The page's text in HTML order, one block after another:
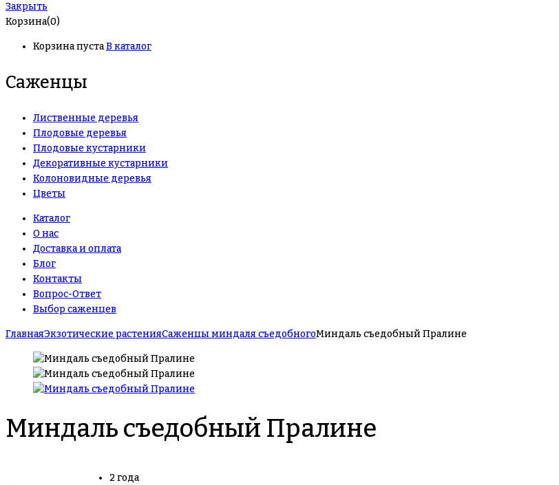
Закрыть
Корзина(0)
Корзина пустаВ каталог
Саженцы
Лиственные деревья
Плодовые деревья
Плодовые кустарники
Декоративные кустарники
Колоновидные деревья
Цветы
Каталог
О нас
Доставка и оплата
Блог
Контакты
Вопрос-Ответ
Выбор саженцев
ГлавнаяЭкзотические растенияСаженцы миндаля съедобногоМиндаль съедобный Пралине
Миндаль съедобный Пралине
2 года